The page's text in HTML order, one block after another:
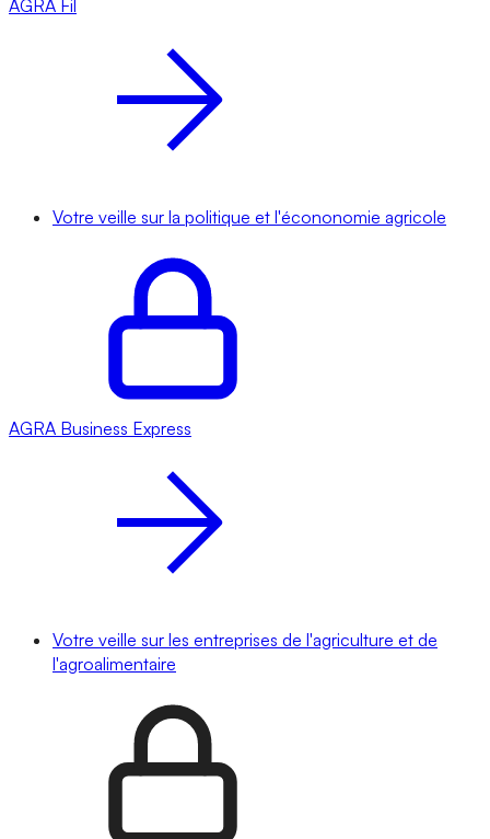
AGRA Fil
Votre veille sur la politique et l'écononomie agricole
AGRA Business Express
Votre veille sur les entreprises de l'agriculture et de
l'agroalimentaire